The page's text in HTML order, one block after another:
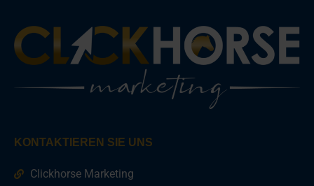
KONTAKTIEREN SIE UNS
Clickhorse Marketing